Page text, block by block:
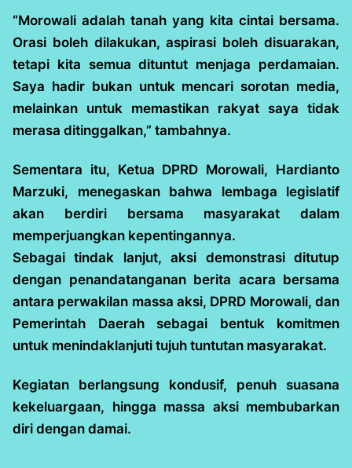
“Morowali adalah tanah yang kita cintai bersama.
Orasi boleh dilakukan, aspirasi boleh disuarakan,
tetapi kita semua dituntut menjaga perdamaian.
Saya hadir bukan untuk mencari sorotan media,
melainkan untuk memastikan rakyat saya tidak
merasa ditinggalkan,” tambahnya.
Sementara itu, Ketua DPRD Morowali, Hardianto
Marzuki, menegaskan bahwa lembaga legislatif
akan berdiri bersama masyarakat dalam
memperjuangkan kepentingannya.
Sebagai tindak lanjut, aksi demonstrasi ditutup
dengan penandatanganan berita acara bersama
antara perwakilan massa aksi, DPRD Morowali, dan
Pemerintah Daerah sebagai bentuk komitmen
untuk menindaklanjuti tujuh tuntutan masyarakat.
Kegiatan berlangsung kondusif, penuh suasana
kekeluargaan, hingga massa aksi membubarkan
diri dengan damai.